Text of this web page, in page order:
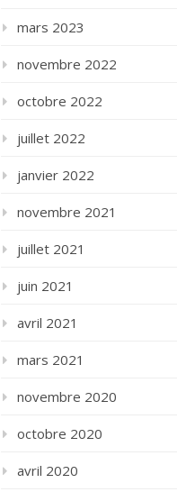
mars 2023
novembre 2022
octobre 2022
juillet 2022
janvier 2022
novembre 2021
juillet 2021
juin 2021
avril 2021
mars 2021
novembre 2020
octobre 2020
avril 2020